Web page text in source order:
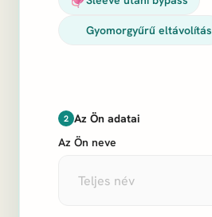
Gyomorgyűrű eltávolítás
2 Az Ön adatai
Az Ön neve